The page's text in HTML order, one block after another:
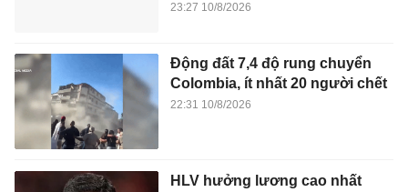
23:27 10/8/2026
Động đất 7,4 độ rung chuyển
Colombia, ít nhất 20 người chết
22:31 10/8/2026
HLV hưởng lương cao nhất